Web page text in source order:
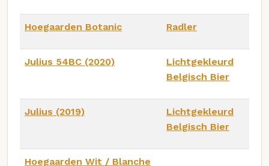
Hoegaarden Botanic Radler
Julius 54BC (2020)
Lichtgekleurd
Belgisch Bier
Julius (2019)
Lichtgekleurd
Belgisch Bier
Hoegaarden Wit / Blanche